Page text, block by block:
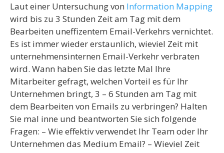
Laut einer Untersuchung von Information Mapping
wird bis zu 3 Stunden Zeit am Tag mit dem
Bearbeiten uneffizentem Email-Verkehrs vernichtet.
Es ist immer wieder erstaunlich, wieviel Zeit mit
unternehmensinternen Email-Verkehr verbraten
wird. Wann haben Sie das letzte Mal Ihre
Mitarbeiter gefragt, welchen Vorteil es für Ihr
Unternehmen bringt, 3 – 6 Stunden am Tag mit
dem Bearbeiten von Emails zu verbringen? Halten
Sie mal inne und beantworten Sie sich folgende
Fragen: – Wie effektiv verwendet Ihr Team oder Ihr
Unternehmen das Medium Email? – Wieviel Zeit